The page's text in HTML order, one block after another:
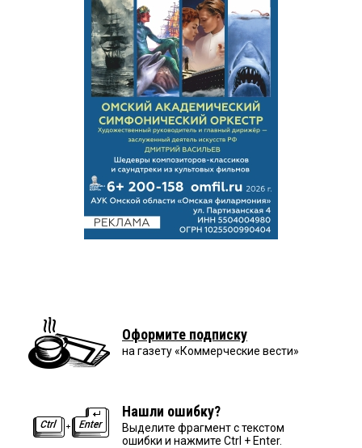
Оформите подписку
на газету «Коммерческие вести»
Нашли ошибку?
Выделите фрагмент с текстом
ошибки и нажмите Ctrl + Enter.